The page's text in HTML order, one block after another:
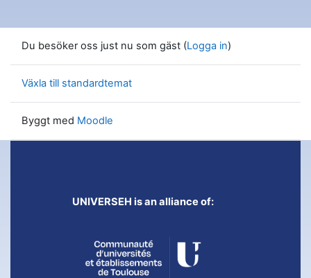
Du besöker oss just nu som gäst (Logga in)
Växla till standardtemat
Byggt med Moodle
UNIVERSEH is an alliance of: